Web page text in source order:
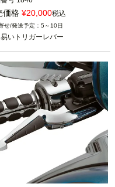
～2013 ツーリング
～2016 FLHR/C ※ハイドロクラ
着車は除く
（クリアキン）
価格 ¥20,000税込
5～10日
いトリガーレバー